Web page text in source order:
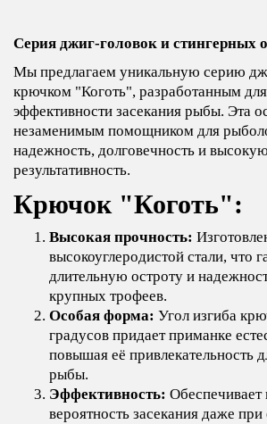
Серия джиг-головок и стингерных
Мы предлагаем уникальную серию
крючком "Коготь", разработанным
эффективности засекания рыбы. Эта
незаменимым помощником для
надежность, долговечность и высокую
результативность.
Крючок "Коготь":
Высокая прочность:
высокоуглеродистой стали, что
длительную остроту и
крупных трофеев.
Особая форма: Угол изгиба
градусов придает приманке
повышая её привлекательность
рыбы.
Эффективность:
вероятность засекания даже